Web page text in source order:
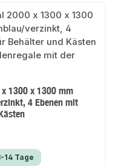
1300 x 1300 mm
4 Ebenen mit
14 Tage